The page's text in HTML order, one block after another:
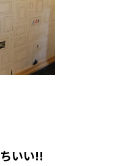
いい!!